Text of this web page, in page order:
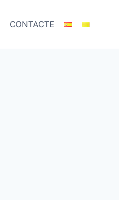
CONTACTE